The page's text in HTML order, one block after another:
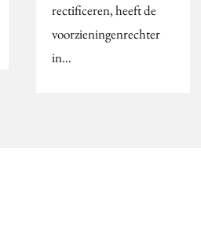
rectificeren, heeft de
voorzieningenrechter
in…